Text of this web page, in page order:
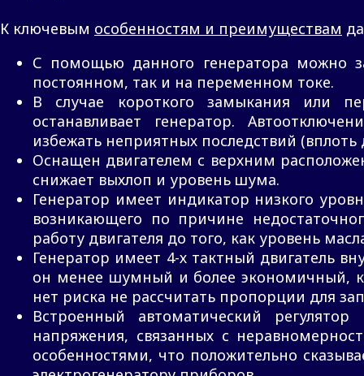
К ключевым особенностям и преимуществам
С помощью данного генератора можно
постоянном, так и на переменном токе.
В случае короткого замыкания или
останавливает генератор.
избежать неприятных последствий
Оснащен двигателем с верхним
снижает выхлоп и уровень шума.
Генератор имеет индикатор низкого
возникающего по причине
работу двигателя до того, как уровень
Генератор имеет 4-х тактный двигатель
он менее шумный и более экономичный,
нет риска не рассчитать пропорции для
Встроенный автоматический
напряжения, связанных с
особенностями, что положительно